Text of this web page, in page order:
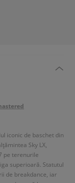
iconic de baschet din
Sky LX,
pe terenurile
superioară. Statutul
de breakdance, iar